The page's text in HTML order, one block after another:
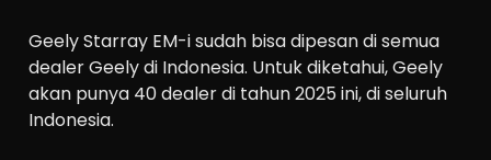
Geely Starray EM-i sudah bisa dipesan di semua
dealer Geely di Indonesia. Untuk diketahui, Geely
akan punya 40 dealer di tahun 2025 ini, di seluruh
Indonesia.